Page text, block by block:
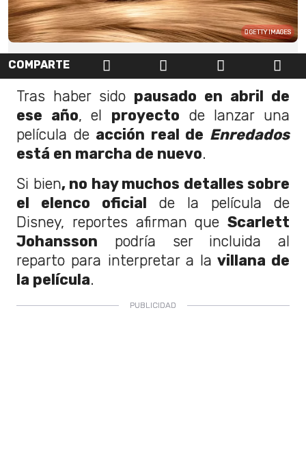
GETTY IMAGES
COMPARTE
Tras haber sido pausado en abril de
ese año, el proyecto de lanzar una
película de acción real de Enredados
está en marcha de nuevo.
Si bien, no hay muchos detalles sobre
el elenco oficial de la película de
Disney, reportes afirman que Scarlett
Johansson podría ser incluida al
reparto para interpretar a la villana de
la película.